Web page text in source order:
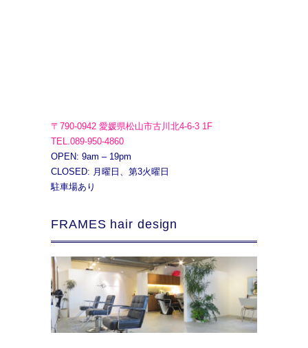
〒790-0942 愛媛県松山市古川北4-6-3 1F
TEL.089-950-4860
OPEN: 9am – 19pm
CLOSED: 月曜日、第3火曜日
駐車場あり
FRAMES hair design